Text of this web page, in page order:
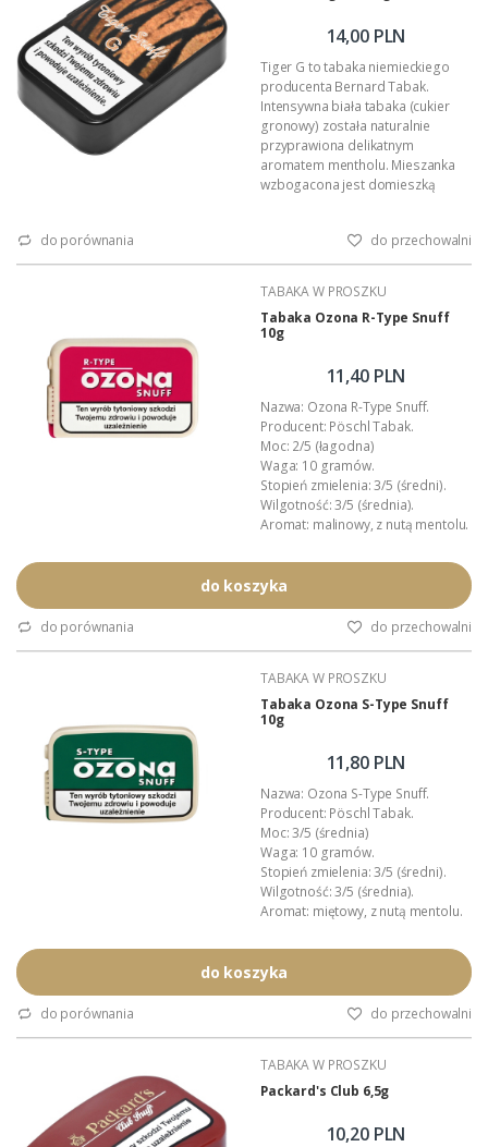
14,00 PLN
Tiger G to tabaka niemieckiego
producenta Bernard Tabak.
Intensywna biała tabaka (cukier
gronowy) została naturalnie
przyprawiona delikatnym
aromatem mentholu. Mieszanka
wzbogacona jest domieszką
Zawartość: 10 gramów tabaki.
Producent: Bernard Tabak
(Niemcy).
Aromat: menthol.
Opakowanie: plastikowa
Podana wartość to: cena jednego
opa...
do porównania do przechowalni
TABAKA W PROSZKU
Tabaka Ozona R-Type Snuff
10g
11,40 PLN
Nazwa: Ozona R-Type Snuff.
Producent: Pöschl Tabak.
Moc: 2/5 (łagodna)
Waga: 10 gramów.
Stopień zmielenia: 3/5 (średni).
Wilgotność: 3/5 (średnia).
Aromat: malinowy, z nutą mentolu.
Opakowanie: plastikowa
tabakiera.
Podana wartość to: cena za jedną
do koszyka
do porównania do przechowalni
TABAKA W PROSZKU
Tabaka Ozona S-Type Snuff
10g
11,80 PLN
Nazwa: Ozona S-Type Snuff.
Producent: Pöschl Tabak.
Moc: 3/5 (średnia)
Waga: 10 gramów.
Stopień zmielenia: 3/5 (średni).
Wilgotność: 3/5 (średnia).
Aromat: miętowy, z nutą mentolu.
Opakowanie: plastikowa
tabakiera.
Podana wartość to: cena za jedną
do koszyka
do porównania do przechowalni
TABAKA W PROSZKU
Packard's Club 6,5g
10,20 PLN